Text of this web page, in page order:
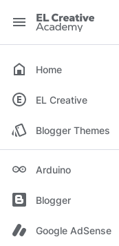
EL
Creative
Home
EL Creative
Blogger Themes
Arduino
Blogger
Google AdSense